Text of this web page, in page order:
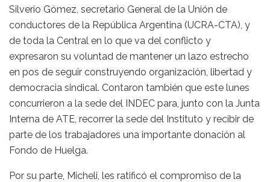
Silverio Gómez, secretario General de la Unión de
conductores de la República Argentina (UCRA-CTA), y
de toda la Central en lo que va del conflicto y
expresaron su voluntad de mantener un lazo estrecho
en pos de seguir construyendo organización, libertad y
democracia sindical. Contaron también que este lunes
concurrieron a la sede del INDEC para, junto con la Junta
Interna de ATE, recorrer la sede del Instituto y recibir de
parte de los trabajadores una importante donación al
Fondo de Huelga.
Por su parte, Micheli, les ratificó el compromiso de la